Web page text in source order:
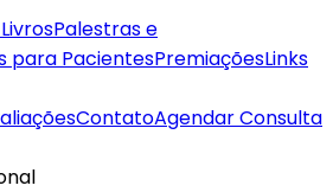
Palestras e
para PacientesPremiaçõesLinks
ContatoAgendar Consulta